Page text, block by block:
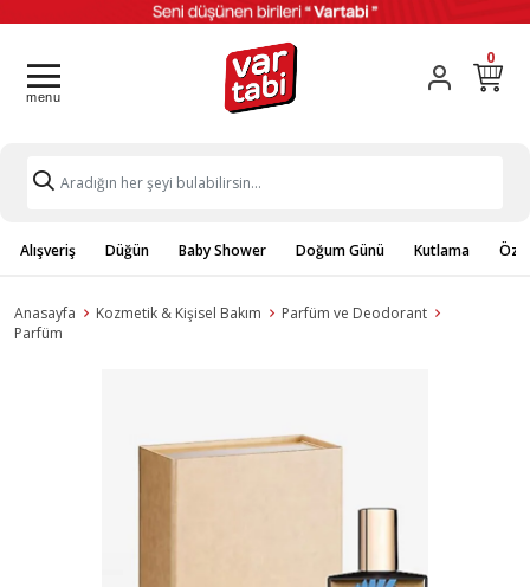
0
Alışveriş Düğün Baby Shower Doğum Günü Kutlama
Anasayfa Kozmetik & Kişisel Bakım
Parfüm ve Deodorant
Parfüm